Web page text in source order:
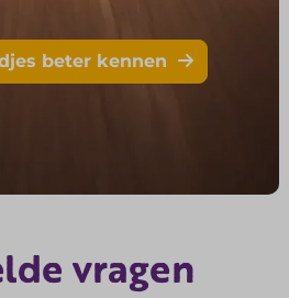
beter kennen
vragen